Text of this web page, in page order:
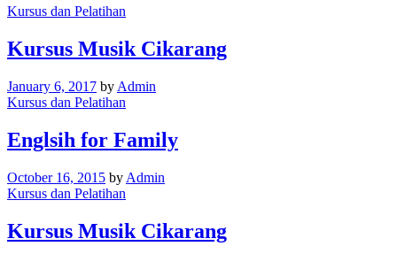
Kursus dan Pelatihan
Kursus Musik Cikarang
January 6, 2017 by Admin
Kursus dan Pelatihan
Englsih for Family
October 16, 2015 by Admin
Kursus dan Pelatihan
Kursus Musik Cikarang